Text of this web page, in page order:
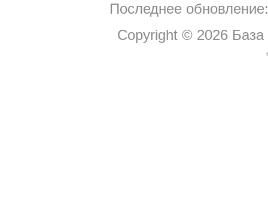
Последнее
Copyright © 2026 База